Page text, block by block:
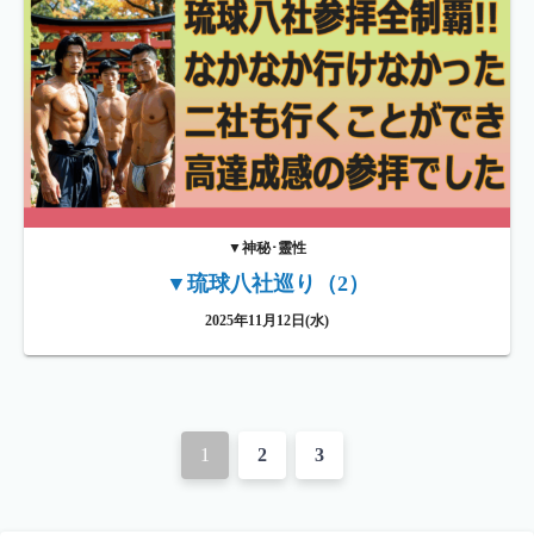
▼神秘･靈性
▼琉球八社巡り（2）
2025年11月12日(水)
1 2 3